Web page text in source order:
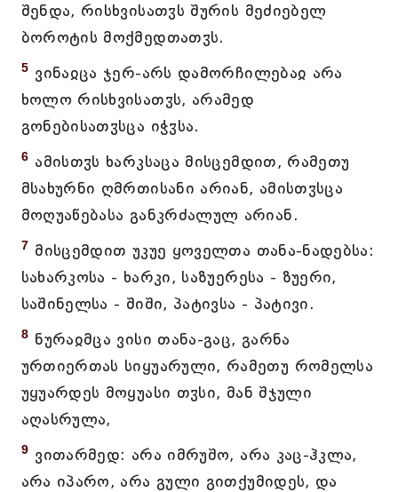
შენდა, რისხვისათჳს შურის მეძიებელ
ბოროტის მოქმედთათჳს.
5 ვინაჲცა ჯერ-არს დამორჩილებაჲ არა
ხოლო რისხვისათჳს, არამედ
გონებისათჳსცა იჭჳსა.
6 ამისთჳს ხარკსაცა მისცემდით, რამეთუ
მსახურნი ღმრთისანი არიან, ამისთჳსცა
მოღუაწებასა განკრძალულ არიან.
7 მისცემდით უკუე ყოველთა თანა-ნადებსა:
სახარკოსა - ხარკი, საზუერესა - ზუერი,
საშინელსა - შიში, პატივსა - პატივი.
8 ნურაჲმცა ვისი თანა-გაც, გარნა
ურთიერთას სიყუარული, რამეთუ რომელსა
უყუარდეს მოყუასი თჳსი, მან შჯული
აღასრულა,
9 ვითარმედ: არა იმრუშო, არა კაც-ჰკლა,
არა იპარო, არა გული გითქუმიდეს, და